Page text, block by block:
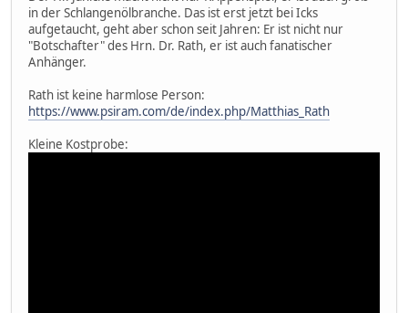
in der Schlangenölbranche. Das ist erst jetzt bei Icks
aufgetaucht, geht aber schon seit Jahren: Er ist nicht nur
"Botschafter" des Hrn. Dr. Rath, er ist auch fanatischer
Anhänger.
Rath ist keine harmlose Person:
https://www.psiram.com/de/index.php/Matthias_Rath
Kleine Kostprobe: